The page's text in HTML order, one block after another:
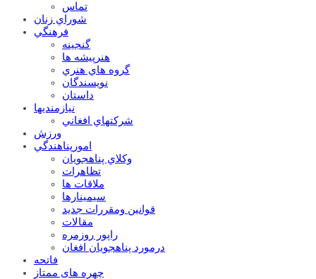
تماس
شوراي زنان
فرهنگي
گنجينه
هنرپيشه ها
گروه هاي هنري
نويسندگان
داستان
نيازمنديها
شرکتهاي افغاني
ورزش
امورپناهندگي
وکلاي پناهجويان
تظاهرات
ملاقات ها
سيمينارها
قوانين ومقررات جديد
مقالات
راپور روزمره
درمورد پناهجويان افغان
فاتحه
چهره های ممتاز